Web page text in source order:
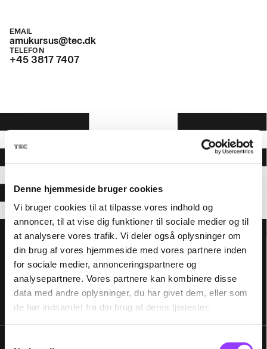
Denne hjemmeside bruger cookies
Vi bruger cookies til at tilpasse vores indhold og
annoncer, til at vise dig funktioner til sociale medier og til
at analysere vores trafik. Vi deler også oplysninger om
din brug af vores hjemmeside med vores partnere inden
for sociale medier, annonceringspartnere og
analysepartnere. Vores partnere kan kombinere disse
data med andre oplysninger, du har givet dem, eller som
de har indsamlet fra din brug af deres tjenester.
EMAIL
amukursus@tec.dk
TELEFON
+45 3817 7407